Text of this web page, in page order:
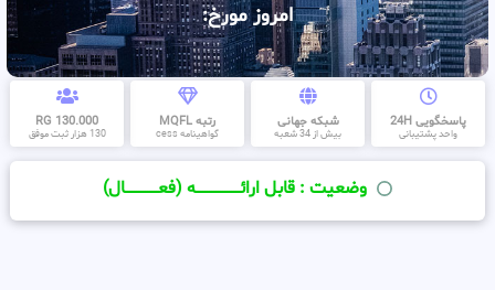
امروز مورخ:
پاسخگویی 24H
واحد پشتیبانی
شبکه جهانی
بیش از 34 شعبه
رتبه MQFL
گواهینامه cess
130.000 RG
130 هزار ثبت موفق
وضعیت : قابل ارائــــــــــــــــــــه (فعـــــــــــــــال)